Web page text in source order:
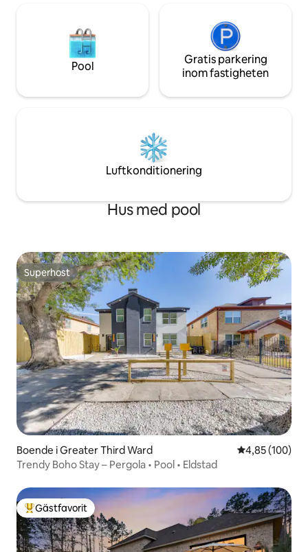
Pool
Gratis parkering
inom fastigheten
Luftkonditionering
Hus med pool
Superhost
Superhost
Boende i Greater Third Ward 4,85 av 5 i
4,85 (100)
Trendy Boho Stay – Pergola • Pool • Eldstad
Populär gästfavorit
Gästfavorit